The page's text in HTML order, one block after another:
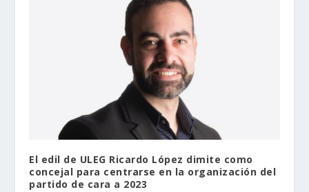
El edil de ULEG Ricardo López dimite como
concejal para centrarse en la organización del
partido de cara a 2023